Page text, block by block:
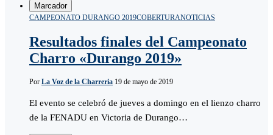
Marcador
CAMPEONATO DURANGO 2019COBERTURANOTICIAS
Resultados finales del Campeonato
Charro «Durango 2019»
Por La Voz de la Charreria 19 de mayo de 2019
El evento se celebró de jueves a domingo en el lienzo charro
de la FENADU en Victoria de Durango…